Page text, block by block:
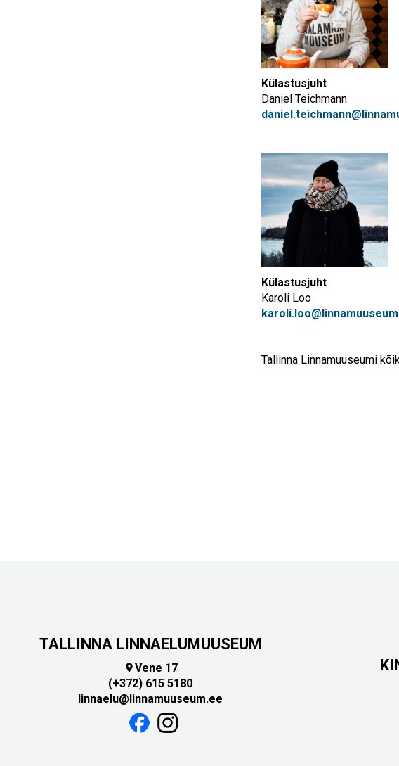
Külastusjuht
Daniel Teichmann
Külastusjuht
Karoli Loo
Tallinna Linnamuuseumi
TALLINNA LINNAELUMUUSEUM
Vene 17
(+372) 615 5180
linnaelu@linnamuuseum.ee